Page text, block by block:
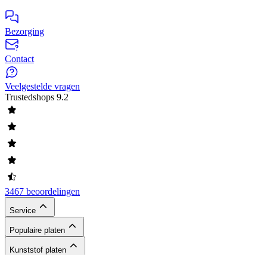
Bezorging
Contact
Veelgestelde vragen
Trustedshops 9.2
3467 beoordelingen
Service
Populaire platen
Kunststof platen